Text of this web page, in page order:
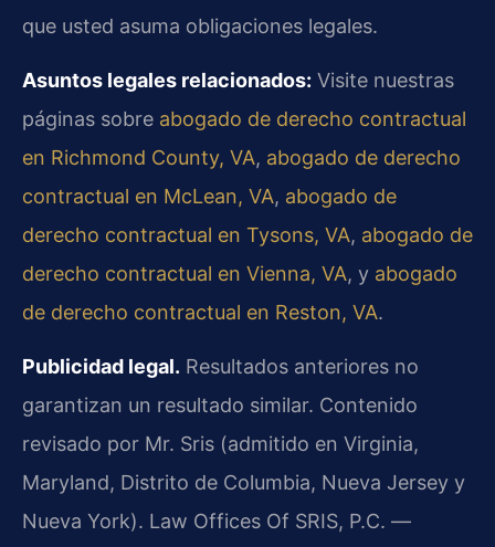
que usted asuma obligaciones legales.
Asuntos legales relacionados: Visite nuestras
páginas sobre abogado de derecho contractual
en Richmond County, VA, abogado de derecho
contractual en McLean, VA, abogado de
derecho contractual en Tysons, VA, abogado de
derecho contractual en Vienna, VA, y abogado
de derecho contractual en Reston, VA.
Publicidad legal. Resultados anteriores no
garantizan un resultado similar. Contenido
revisado por Mr. Sris (admitido en Virginia,
Maryland, Distrito de Columbia, Nueva Jersey y
Nueva York). Law Offices Of SRIS, P.C. —